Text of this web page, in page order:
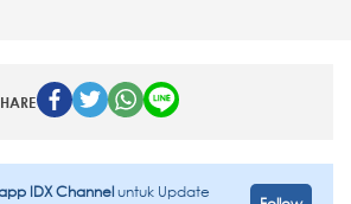
IDX Channeluntuk Update